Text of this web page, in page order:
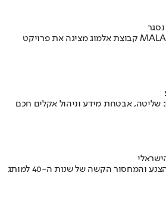
קבוצת אלמוג מציגה את פרויקט MALA: מגדלי הפרימיום האחרונים
שליטה, אבטחת מידע וניהול אקלים חכם
איך אסם הפכה את תקופת הצנע והמחסור הקשה של שנות ה-40 למותג